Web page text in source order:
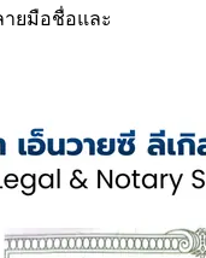
ยมือชื่อและ